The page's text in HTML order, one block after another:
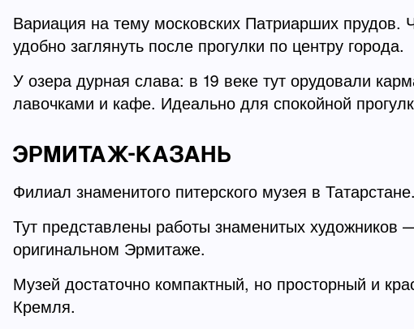
Вариация на тему московских Патриарших прудов.
удобно заглянуть после прогулки по центру города.
У озера дурная слава: в 19 веке тут орудовали
лавочками и кафе. Идеально для спокойной
ЭРМИТАЖ-КАЗАНЬ
Филиал знаменитого питерского музея в Татарстане.
Тут представлены работы знаменитых
оригинальном Эрмитаже.
Музей достаточно компактный, но просторный и
Кремля.